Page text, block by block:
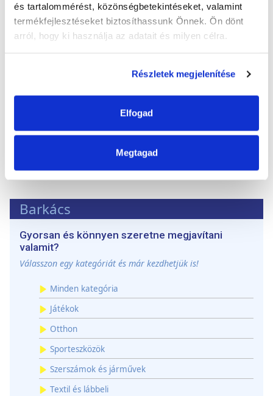
és tartalommérést, közönségbetekintéseket, valamint
termékfejlesztéseket biztosíthassunk Önnek. Ön dönt
arról, hogy ki használja az adatait és milyen célra.
elhelyezkedéséről pár méteres pontossággal
Az Ön készülékén beazonosítása annak konkrét
módjairól és adja meg preferenciáit a
pontban. Bármikor módosíthatja vagy visszavonhatja a
Sütiket használunk a tartalmak és hirdetések személyre
szabásához, közösségi funkciók biztosításához,
valamint weboldalforgalmunk elemzéséhez. Ezenkívül
közösségi média-, hirdető- és elemező partnereinkkel
adatait, akik kombinálhatják az adatokat más olyan
adatokkal, amelyeket Ön adott meg számukra vagy az
Ön által használt más szolgáltatásokból gyűjtöttek.
Részletek megjelenítése
Elfogad
Megtagad
Tovább
Levált csempe felragasztása
Barkács
Gyorsan és könnyen szeretne megjavítani
valamit?
Válasszon egy kategóriát és már kezdhetjük is!
Minden kategória
Játékok
Otthon
Sporteszközök
Szerszámok és járművek
Textil és lábbeli